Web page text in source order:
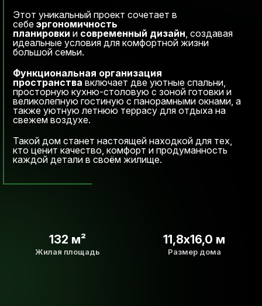
Этот уникальный проект сочетает в
себе эргономичность
планировки и современный дизайн, создавая
идеальные условия для комфортной жизни
большой семьи.
Функциональная организация
пространства включает две уютные спальни,
просторную кухню-столовую с зоной готовки и
великолепную гостиную с панорамными окнами, а
также уютную летнюю террасу для отдыха на
свежем воздухе.
Такой дом станет настоящей находкой для тех,
кто ценит качество, комфорт и продуманность
каждой детали в своём жилище.
132 м²
Жилая площадь
11,8х16,0 м
Размер дома